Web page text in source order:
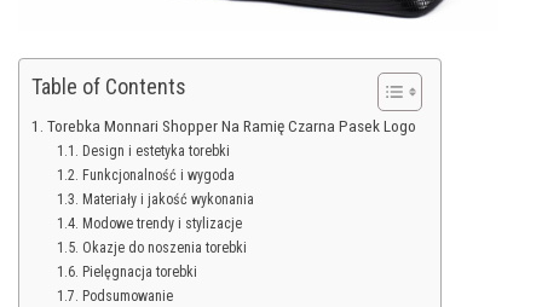
Table of Contents
Torebka Monnari Shopper Na Ramię Czarna Pasek Logo
Design i estetyka torebki
Funkcjonalność i wygoda
Materiały i jakość wykonania
Modowe trendy i stylizacje
Okazje do noszenia torebki
Pielęgnacja torebki
Podsumowanie